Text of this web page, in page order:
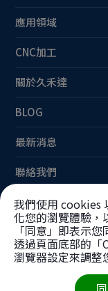
應用領域
CNC加工
關於久禾達
BLOG
最新消息
聯絡我們
網站地圖
我們使用 cookies
化您的瀏覽體驗，
「同意」即表示
透過頁面底部的「
瀏覽器設定來調整